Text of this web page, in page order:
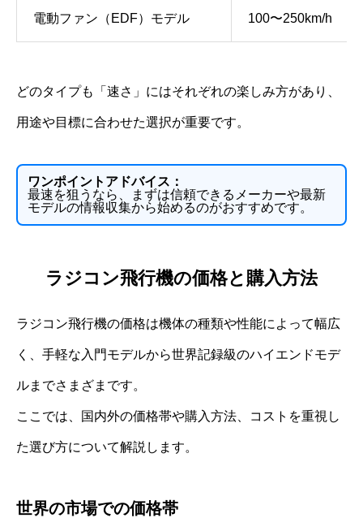
電動ファン（EDF）モデル 100〜250km/h
どのタイプも「速さ」にはそれぞれの楽しみ方があり、
用途や目標に合わせた選択が重要です。
ワンポイントアドバイス：
最速を狙うなら、まずは信頼できるメーカーや最新
モデルの情報収集から始めるのがおすすめです。
ラジコン飛行機の価格と購入方法
ラジコン飛行機の価格は機体の種類や性能によって幅広
く、手軽な入門モデルから世界記録級のハイエンドモデ
ルまでさまざまです。
ここでは、国内外の価格帯や購入方法、コストを重視し
た選び方について解説します。
世界の市場での価格帯